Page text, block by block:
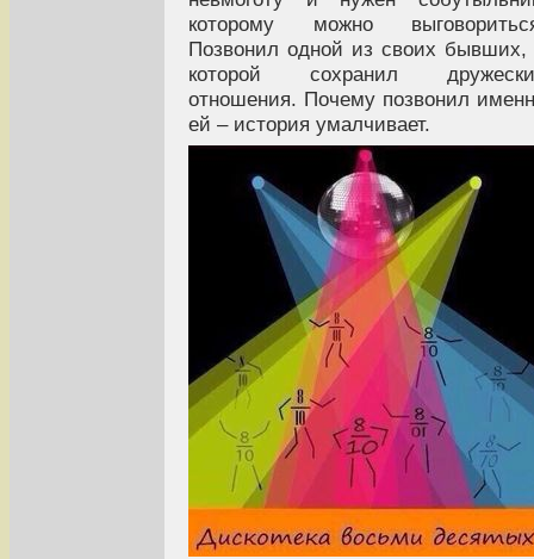
которому можно
Позвонил одной из своих бывших,
которой сохранил
отношения. Почему позвонил
ей – история умалчивает.